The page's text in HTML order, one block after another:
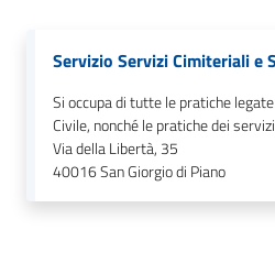
Servizio Servizi Cimiteriali e
Si occupa di tutte le pratiche
Civile, nonché le pratiche dei
Via della Libertà, 35
40016San Giorgio di Piano